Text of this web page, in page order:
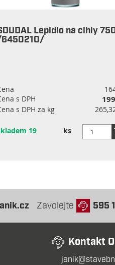
Lepidlo na cihly
s DPH
s DPH za kg
19 ks
Zavolejte 595
Kontakt